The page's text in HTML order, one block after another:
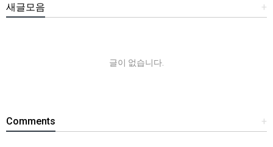
+
새글모음
글이 없습니다.
+
Comments